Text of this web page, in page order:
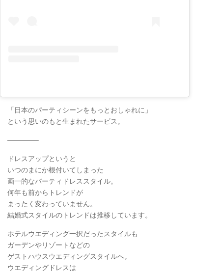
「日本のパーティシーンをもっとおしゃれに」
という思いのもと生まれたサービス。
————–
ドレスアップというと
いつのまにか根付いてしまった
画一的なパーティドレススタイル。
何年も前からトレンドが
まったく変わっていません。
結婚式スタイルのトレンドは推移しています。
ホテルウエディング一択だったスタイルも
ガーデンやリゾートなどの
ゲストハウスウエディングスタイルへ。
ウエディングドレスは